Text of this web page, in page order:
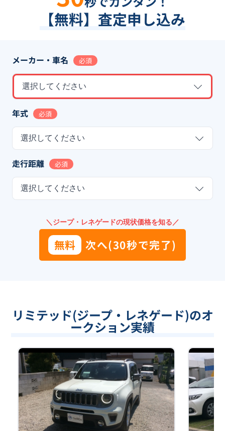
【無料】査定申し込み
メーカー・車名 必須
選択してください
年式 必須
選択してください
走行距離 必須
選択してください
＼ジープ・レネゲードの現状価格を知る／
無料 次へ(30秒で完了)
リミテッド(ジープ・レネゲード)のオ
ークション実績